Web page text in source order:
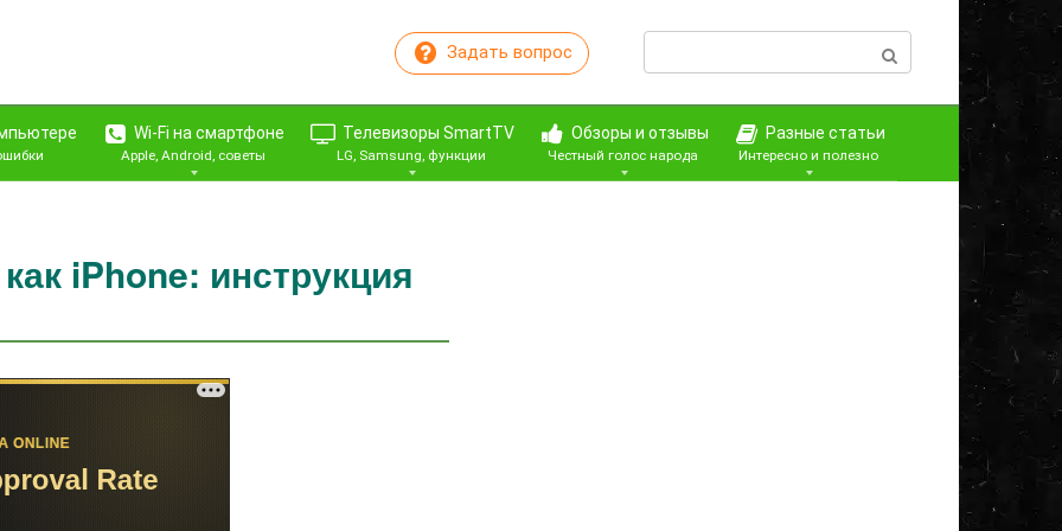
Задать вопрос Поиск:
Wi-Fi на смартфоне
Apple, Android, советы
Телевизоры SmartTV
LG, Samsung, функции
Обзоры и отзывы
Честный голос народа
Разные статьи
Интересно и полезно
iPhone: инструкция